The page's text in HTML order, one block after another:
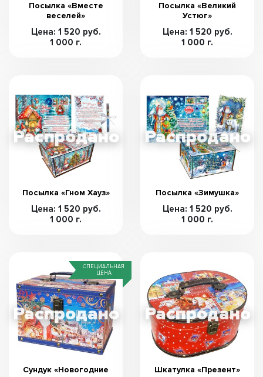
Посылка «Вместе
веселей»
Цена: 1 520 руб.
1 000 г.
Посылка «Великий
Устюг»
Цена: 1 520 руб.
1 000 г.
Посылка «Гном Хауз»
Цена: 1 520 руб.
1 000 г.
Посылка «Зимушка»
Цена: 1 520 руб.
1 000 г.
СПЕЦИАЛЬНАЯ
ЦЕНА
Сундук «Новогодние
Шкатулка «Презент»